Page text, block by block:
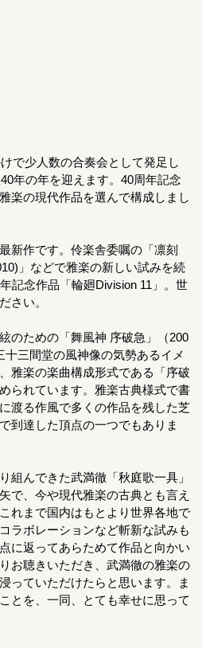
で少人数の合奏会として発足し
年の年を迎えます。40周年記念
楽の現代作品を選んで構成しまし
新作です。伶楽舎委嘱の「凛刻
」などで雅楽の新しい試みを続
記念作品「輪廻Division 11」。世
さい。
のための「舞風神 序破急」（200
三間堂の風神像の気勢あるイメ
雅楽の楽曲構成形式である「序破
られています。雅楽古典様式で書
渡る作風で多くの作品を残した芝
到達した頂点の一つでもありま
組んできた武満徹「秋庭歌一具」
で、今や現代雅楽の古典とも言え
れまで国内はもとより世界各地で
ラボレーションなど斬新な試みも
に返ってあらためて作品と向かい
お聴きいただき、武満徹の雅楽の
っていただけたらと思います。ま
とを、一同、とても幸せに思って